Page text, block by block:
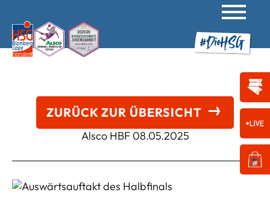
ZURÜCK ZUR ÜBERSICHT
Alsco HBF 08.05.2025